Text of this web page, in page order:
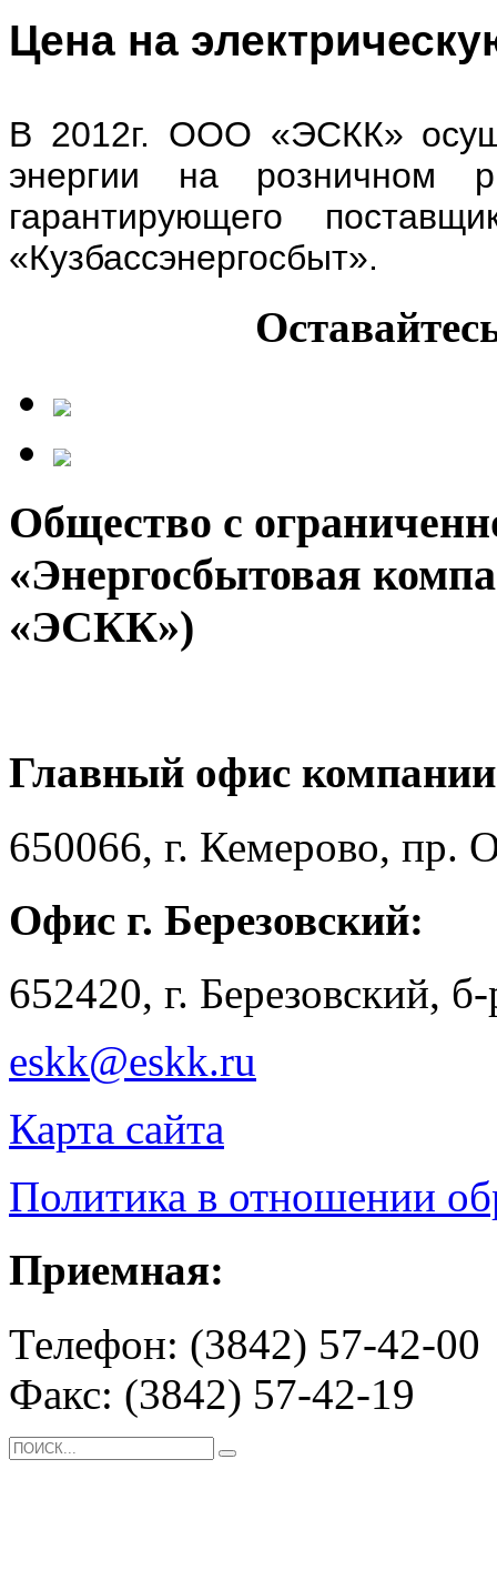
Цена на
В 2012г. ООО «ЭСКК»
энергии на розничном
гарантирующего
«Кузбассэнергосбыт».
Общество с
«Энергосбытовая
«ЭСКК»)
Главный офис
650066, г. Кемерово, пр.
Офис г. Березовский:
652420, г. Березовский,
eskk@eskk.ru
Карта сайта
Политика в отношении
Приемная:
Телефон: (3842) 57-42-00
Факс: (3842) 57-42-19